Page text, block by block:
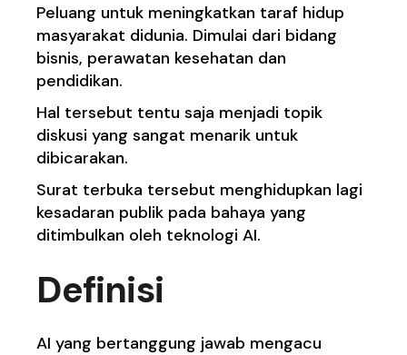
Peluang untuk meningkatkan taraf hidup
masyarakat didunia. Dimulai dari bidang
bisnis, perawatan kesehatan dan
pendidikan.
Hal tersebut tentu saja menjadi topik
diskusi yang sangat menarik untuk
dibicarakan.
Surat terbuka tersebut menghidupkan lagi
kesadaran publik pada bahaya yang
ditimbulkan oleh teknologi AI.
Definisi
AI yang bertanggung jawab mengacu